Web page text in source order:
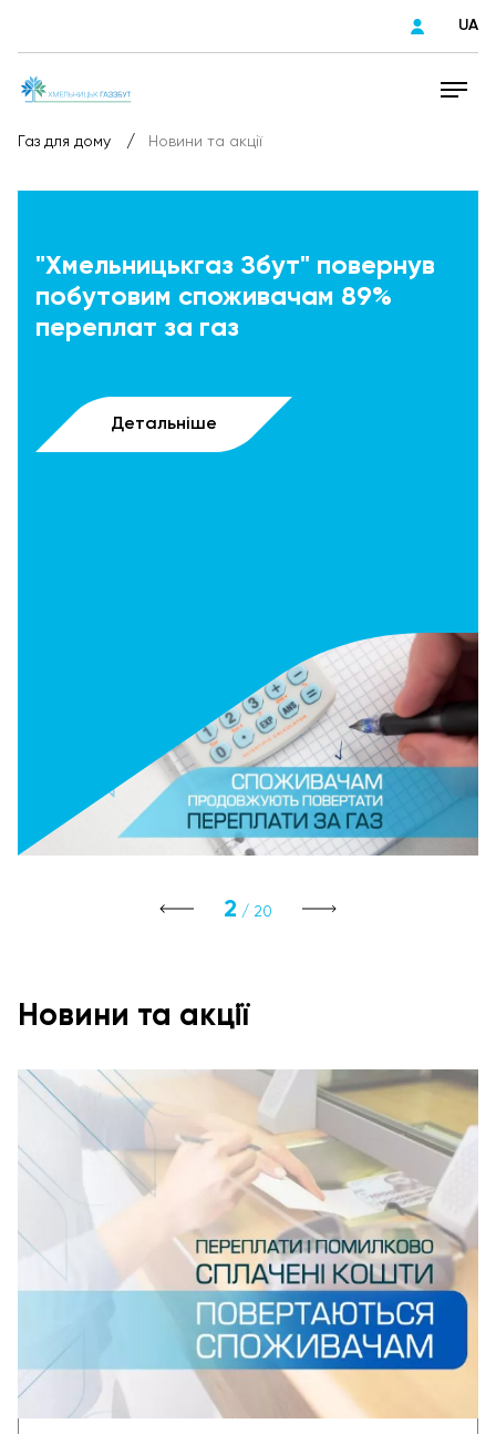
UA
Газ для дому / Новини та акції
"Хмельницькгаз Збут" повернув
побутовим споживачам 89%
переплат за газ
Детальніше
3 / 20
Новини та акції